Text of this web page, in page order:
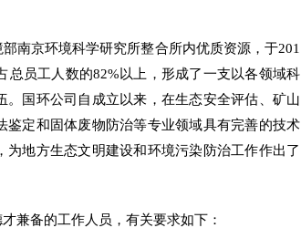
南京环境科学研究所整合所内优质资源，于201
总员工人数的82%以上，形成了一支以各领域科
国环公司自成立以来，在生态安全评估、矿山
定和固体废物防治等专业领域具有完善的技术
地方生态文明建设和环境污染防治工作作出了
兼备的工作人员，有关要求如下：